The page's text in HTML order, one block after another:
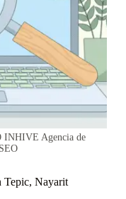
INHIVE Agencia de
Tepic, Nayarit